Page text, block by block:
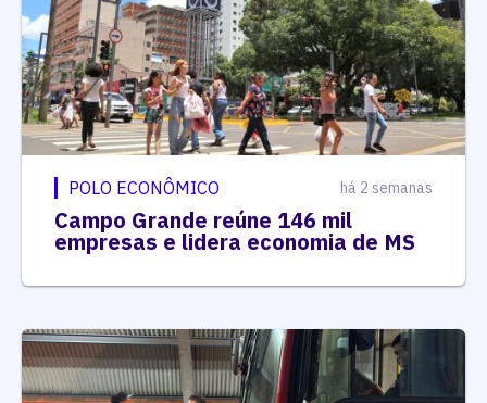
POLO ECONÔMICO há 2 semanas
Campo Grande reúne 146 mil
empresas e lidera economia de MS